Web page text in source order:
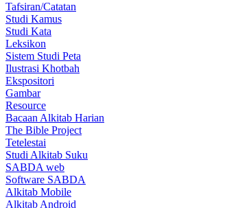
Tafsiran/Catatan
Studi Kamus
Studi Kata
Leksikon
Sistem Studi Peta
Ilustrasi Khotbah
Ekspositori
Gambar
Resource
Bacaan Alkitab Harian
The Bible Project
Tetelestai
Studi Alkitab Suku
SABDA web
Software SABDA
Alkitab Mobile
Alkitab Android